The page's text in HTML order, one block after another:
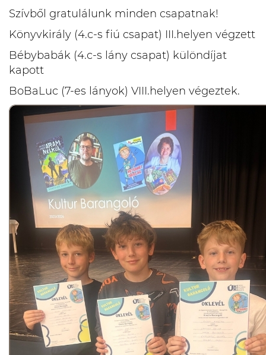
Szívből gratulálunk minden csapatnak!
Könyvkirály (4.c-s fiú csapat) III.helyen végzett
Bébybabák (4.c-s lány csapat) különdíjat
kapott
BoBaLuc (7-es lányok) VIII.helyen végeztek.